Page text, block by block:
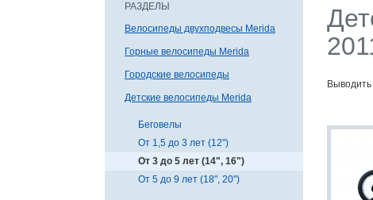
РАЗДЕЛЫ
Велосипеды двухподвесы Merida
Горные велосипеды Merida
Городские велосипеды
Детские велосипеды Merida
Беговелы
От 1,5 до 3 лет (12")
От 3 до 5 лет (14", 16")
От 5 до 9 лет (18", 20")